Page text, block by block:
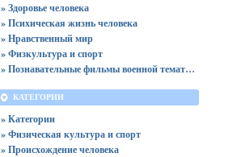
» Здоровье человека
» Психическая жизнь человека
» Нравственный мир
» Физкультура и спорт
» Познавательные фильмы военной тематики
КАТЕГОРИИ
» Категории
» Физическая культура и спорт
» Происхождение человека